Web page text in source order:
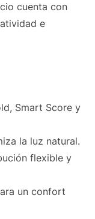
cuenta con
e
Smart Score y
la luz natural.
flexible y
un confort